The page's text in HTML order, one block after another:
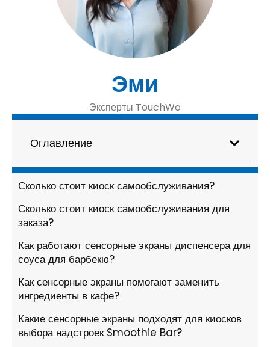
Эми
Эксперты TouchWo
Оглавление
Сколько стоит киоск самообслуживания?
Сколько стоит киоск самообслуживания для
заказа?
Как работают сенсорные экраны диспенсера для
соуса для барбекю?
Как сенсорные экраны помогают заменить
ингредиенты в кафе?
Какие сенсорные экраны подходят для киосков
выбора надстроек Smoothie Bar?